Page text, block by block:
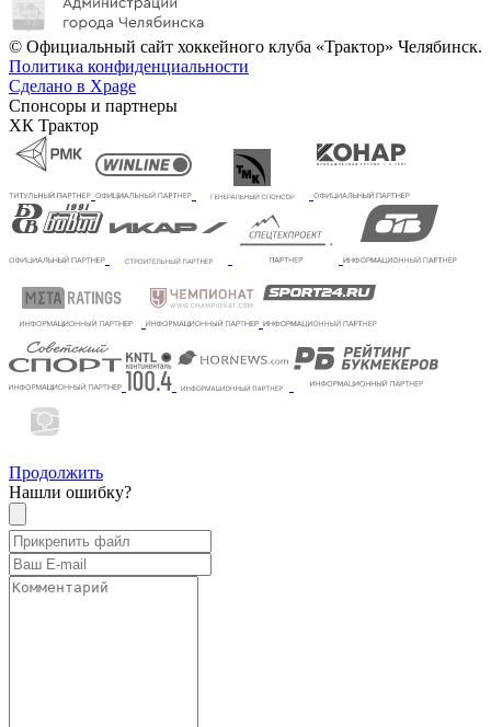
© Официальный сайт хоккейного клуба «Трактор» Челябинск.
Политика конфиденциальности
Сделано в Xpage
Спонсоры и партнеры
ХК Трактор
Продолжить
Нашли ошибку?